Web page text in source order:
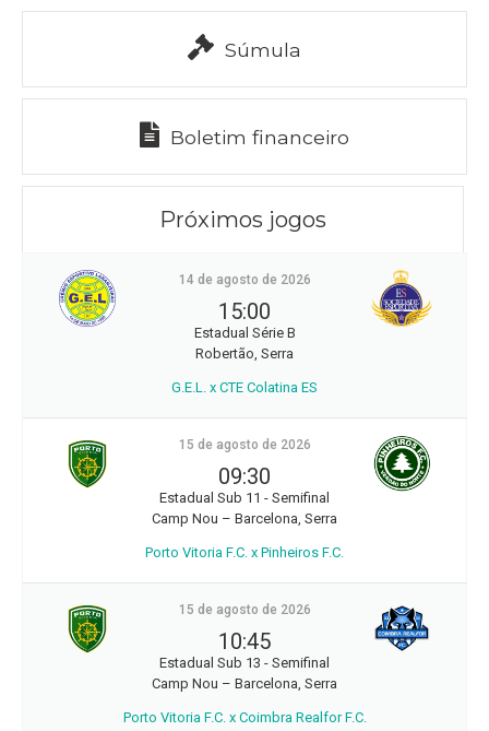
Súmula
Boletim financeiro
Próximos jogos
14 de agosto de 2026
15:00
Estadual Série B
Robertão, Serra
G.E.L. x CTE Colatina ES
15 de agosto de 2026
09:30
Estadual Sub 11 - Semifinal
Camp Nou – Barcelona, Serra
Porto Vitoria F.C. x Pinheiros F.C.
15 de agosto de 2026
10:45
Estadual Sub 13 - Semifinal
Camp Nou – Barcelona, Serra
Porto Vitoria F.C. x Coimbra Realfor F.C.